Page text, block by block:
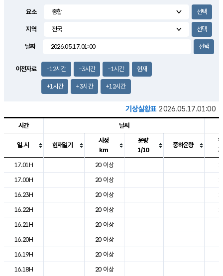
0.0m/s
요소
지역
날짜
이전자료 -12시간 -3시간 -1시간 현재
+1시간 +3시간 +12시간
기상실황표 2026.05.17.01:00
도시별 기상실황표로 지점, 날씨, 기온, 강수, 바람, 기압등을 안내한 표입
시간 날씨
일.시 현재일기
시정
km
운량
1/10
중하운량
17.01H
20 이상
17.00H
20 이상
16.23H
20 이상
16.22H
20 이상
16.21H
20 이상
16.20H
20 이상
16.19H
20 이상
16.18H
20 이상